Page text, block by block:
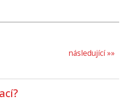
následující »»